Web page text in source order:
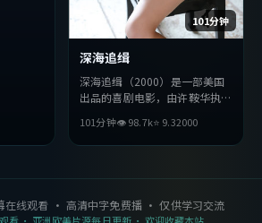
101分钟
深海追缉
深海追缉（2000）是一部美国
出品的喜剧电影，由许鞍华执
演。影片在叙事与视听上力求突
破，探讨人性与抉择，节奏张弛
101分钟👁98.7k⭐ 9.32000
在线观看 · 高清中字免费播 · 仅供学习交流